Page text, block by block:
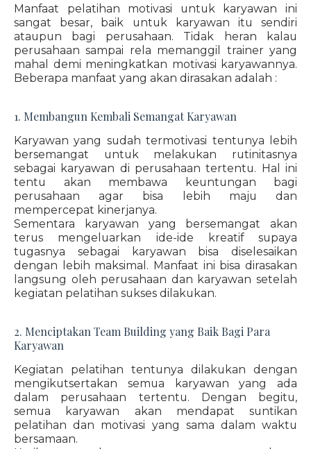
Manfaat pelatihan motivasi untuk karyawan ini
sangat besar, baik untuk karyawan itu sendiri
ataupun bagi perusahaan. Tidak heran kalau
perusahaan sampai rela memanggil trainer yang
mahal demi meningkatkan motivasi karyawannya.
Beberapa manfaat yang akan dirasakan adalah :
1. Membangun Kembali Semangat Karyawan
Karyawan yang sudah termotivasi tentunya lebih
bersemangat untuk melakukan rutinitasnya
sebagai karyawan di perusahaan tertentu. Hal ini
tentu akan membawa keuntungan bagi
perusahaan agar bisa lebih maju dan
mempercepat kinerjanya.
Sementara karyawan yang bersemangat akan
terus mengeluarkan ide-ide kreatif supaya
tugasnya sebagai karyawan bisa diselesaikan
dengan lebih maksimal. Manfaat ini bisa dirasakan
langsung oleh perusahaan dan karyawan setelah
kegiatan pelatihan sukses dilakukan.
2. Menciptakan Team Building yang Baik Bagi Para
Karyawan
Kegiatan pelatihan tentunya dilakukan dengan
mengikutsertakan semua karyawan yang ada
dalam perusahaan tertentu. Dengan begitu,
semua karyawan akan mendapat suntikan
pelatihan dan motivasi yang sama dalam waktu
bersamaan.